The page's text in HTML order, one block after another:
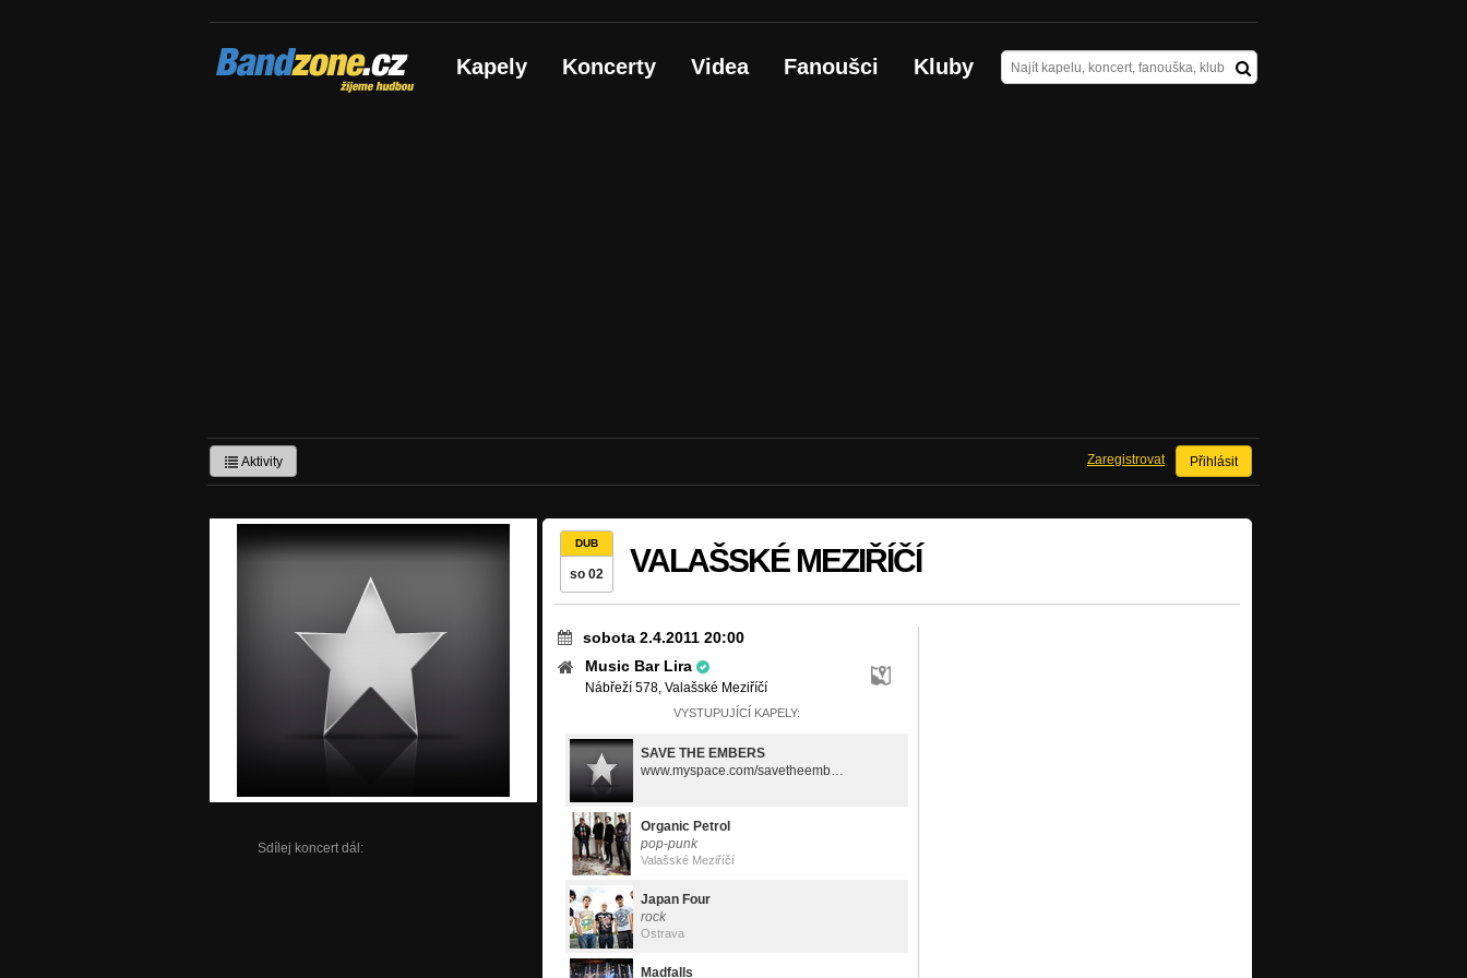
Bandzone.cz
žijeme hudbou Kapely Koncerty Videa Fanoušci Kluby
Aktivity Přihlásit
Zaregistrovat
Sdílej koncert dál:
DUB
so 02 VALAŠSKÉ MEZIŘÍČÍ
sobota 2.4.2011 20:00
Music Bar Lira
Nábřeží 578, Valašské Meziříčí
VYSTUPUJÍCÍ KAPELY:
SAVE THE EMBERS
www.myspace.com/savetheembersmusic
Organic Petrol
pop-punk
Valašské Meziříčí
Japan Four
rock
Ostrava
Madfalls